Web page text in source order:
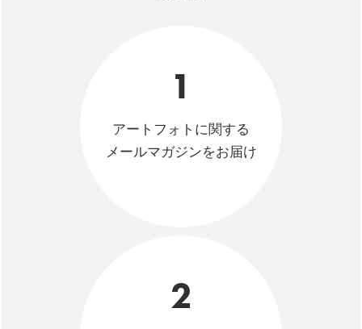
1
アートフォトに関する
メールマガジンをお届け
2